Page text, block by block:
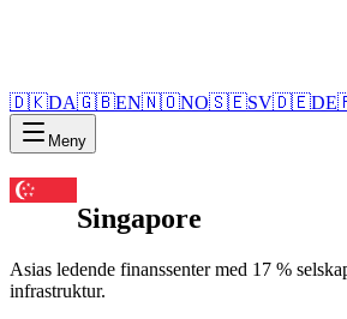
🇩🇰DA🇬🇧EN🇳🇴NO🇸🇪SV🇩🇪DE
Meny
Singapore
Asias ledende finanssenter med 17 %
infrastruktur.